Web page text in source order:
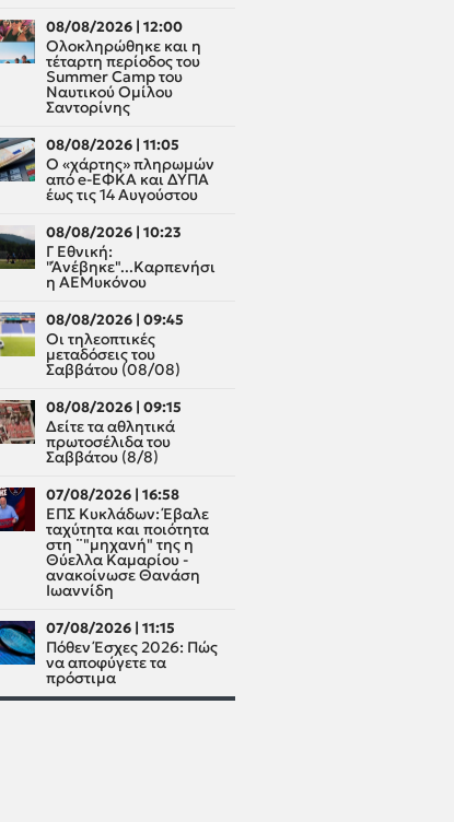
08/08/2026 | 12:00
Oλοκληρώθηκε και η
τέταρτη περίοδος του
Summer Camp του
Ναυτικού Ομίλου
Σαντορίνης
08/08/2026 | 11:05
Ο «χάρτης» πληρωμών
από e-ΕΦΚΑ και ΔΥΠΑ
έως τις 14 Αυγούστου
08/08/2026 | 10:23
Γ Εθνική:
"Άνέβηκε"...Καρπενήσι
η ΑΕΜυκόνου
08/08/2026 | 09:45
Οι τηλεοπτικές
μεταδόσεις του
Σαββάτου (08/08)
08/08/2026 | 09:15
Δείτε τα αθλητικά
πρωτοσέλιδα του
Σαββάτου (8/8)
07/08/2026 | 16:58
ΕΠΣ Κυκλάδων: Έβαλε
ταχύτητα και ποιότητα
στη ¨"μηχανή" της η
Θύελλα Καμαρίου -
ανακοίνωσε Θανάση
Ιωαννίδη
07/08/2026 | 11:15
Πόθεν Έσχες 2026: Πώς
να αποφύγετε τα
πρόστιμα